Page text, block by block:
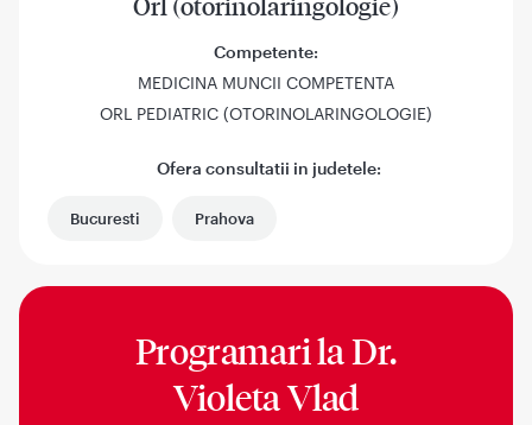
Orl (otorinolaringologie)
Competente:
MEDICINA MUNCII COMPETENTA
ORL PEDIATRIC (OTORINOLARINGOLOGIE)
Ofera consultatii in judetele:
Bucuresti Prahova
Programari laDr.
Violeta Vlad